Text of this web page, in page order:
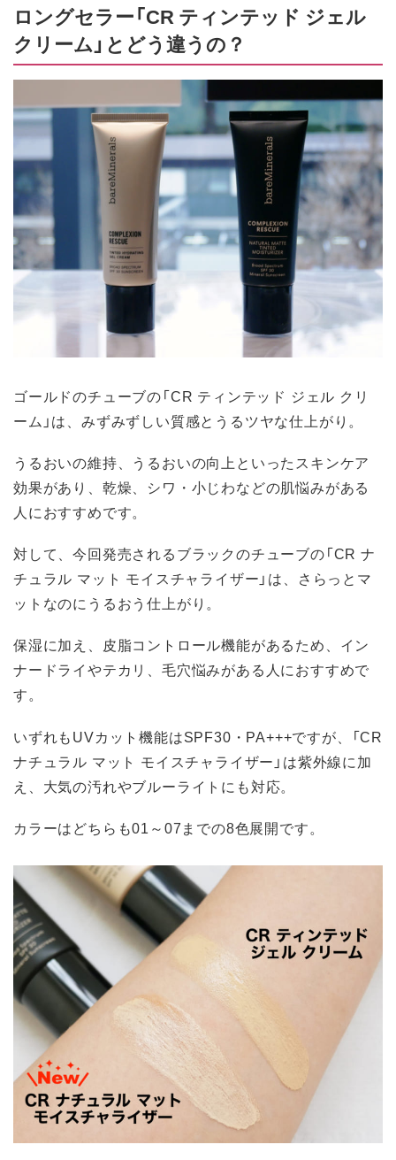
ロングセラー「CR ティンテッド ジェル
クリーム」とどう違うの？
ゴールドのチューブの「CR ティンテッド ジェル クリ
ーム」は、みずみずしい質感とうるツヤな仕上がり。
うるおいの維持、うるおいの向上といったスキンケア
効果があり、乾燥、シワ・小じわなどの肌悩みがある
人におすすめです。
対して、今回発売されるブラックのチューブの「CR ナ
チュラル マット モイスチャライザー」は、さらっとマ
ットなのにうるおう仕上がり。
保湿に加え、皮脂コントロール機能があるため、イン
ナードライやテカリ、毛穴悩みがある人におすすめで
す。
いずれもUVカット機能はSPF30・PA+++ですが、「CR
ナチュラル マット モイスチャライザー」は紫外線に加
え、大気の汚れやブルーライトにも対応。
カラーはどちらも01～07までの8色展開です。